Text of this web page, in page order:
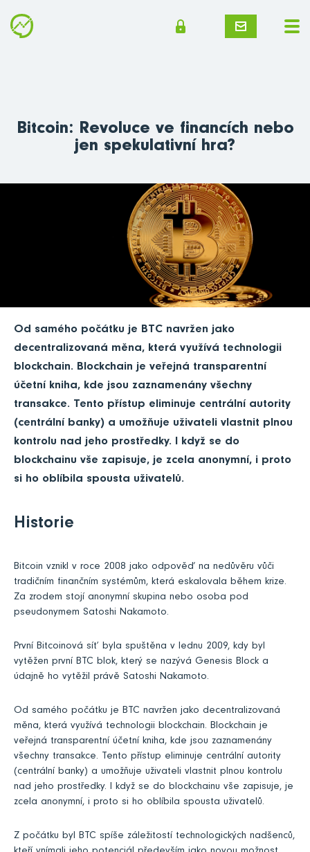
Bitcoin: Revoluce ve financích nebo
jen spekulativní hra?
Od samého počátku je BTC navržen jako
decentralizovaná měna, která využívá technologii
blockchain. Blockchain je veřejná transparentní
účetní kniha, kde jsou zaznamenány všechny
transakce. Tento přístup eliminuje centrální autority
(centrální banky) a umožňuje uživateli vlastnit plnou
kontrolu nad jeho prostředky. I když se do
blockchainu vše zapisuje, je zcela anonymní, i proto
si ho oblíbila spousta uživatelů.
Historie
Bitcoin vznikl v roce 2008 jako odpověď na nedůvěru vůči
tradičním finančním systémům, která eskalovala během krize.
Za zrodem stojí anonymní skupina nebo osoba pod
pseudonymem Satoshi Nakamoto.
První Bitcoinová síť byla spuštěna v lednu 2009, kdy byl
vytěžen první BTC blok, který se nazývá Genesis Block a
údajně ho vytěžil právě Satoshi Nakamoto.
Od samého počátku je BTC navržen jako decentralizovaná
měna, která využívá technologii blockchain. Blockchain je
veřejná transparentní účetní kniha, kde jsou zaznamenány
všechny transakce. Tento přístup eliminuje centrální autority
(centrální banky) a umožňuje uživateli vlastnit plnou kontrolu
nad jeho prostředky. I když se do blockchainu vše zapisuje, je
zcela anonymní, i proto si ho oblíbila spousta uživatelů.
Z počátku byl BTC spíše záležitostí technologických nadšenců,